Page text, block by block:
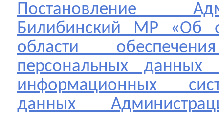
Постановление
Билибинский МР «Об
области
персональных
информационных
данных